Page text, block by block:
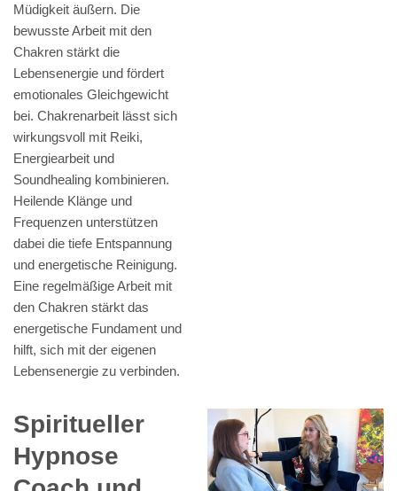
Müdigkeit äußern. Die
bewusste Arbeit mit den
Chakren stärkt die
Lebensenergie und fördert
emotionales Gleichgewicht
bei. Chakrenarbeit lässt sich
wirkungsvoll mit Reiki,
Energiearbeit und
Soundhealing kombinieren.
Heilende Klänge und
Frequenzen unterstützen
dabei die tiefe Entspannung
und energetische Reinigung.
Eine regelmäßige Arbeit mit
den Chakren stärkt das
energetische Fundament und
hilft, sich mit der eigenen
Lebensenergie zu verbinden.
Spiritueller
Hypnose